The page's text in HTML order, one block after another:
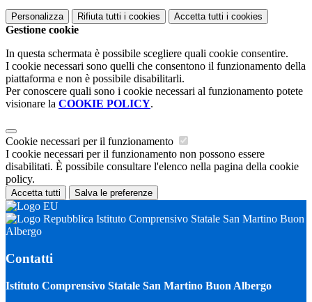
Personalizza Rifiuta tutti i cookies Accetta tutti i cookies
Gestione cookie
In questa schermata è possibile scegliere quali cookie consentire.
I cookie necessari sono quelli che consentono il funzionamento della
piattaforma e non è possibile disabilitarli.
Per conoscere quali sono i cookie necessari al funzionamento potete
visionare la COOKIE POLICY.
Cookie necessari per il funzionamento
I cookie necessari per il funzionamento non possono essere
disabilitati. È possibile consultare l'elenco nella pagina della cookie
policy.
Accetta tutti Salva le preferenze
Istituto Comprensivo Statale San Martino Buon
Albergo
Contatti
Istituto Comprensivo Statale San Martino Buon Albergo